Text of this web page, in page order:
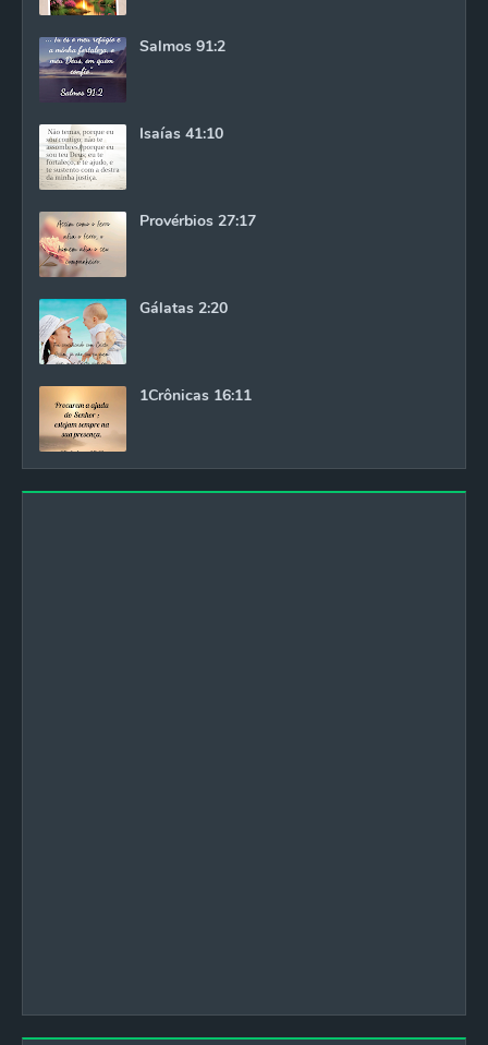
Salmos 91:2
Isaías 41:10
Provérbios 27:17
Gálatas 2:20
1Crônicas 16:11